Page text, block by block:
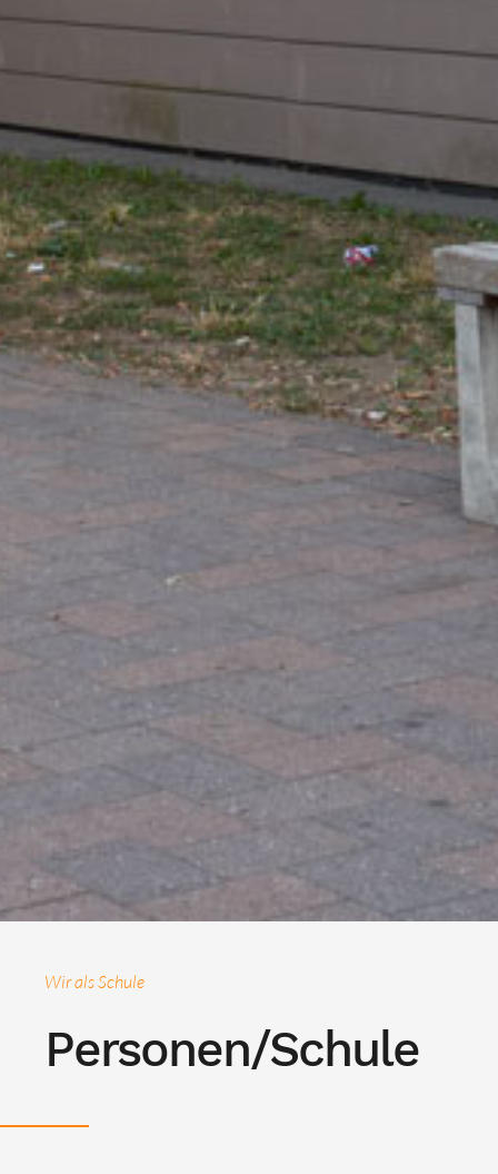
Wir als Schule
Personen/Schule